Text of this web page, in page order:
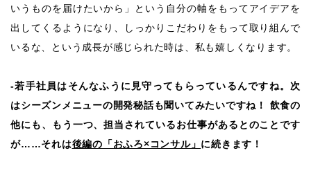
いうものを届けたいから」という自分の軸をもってアイデアを
出してくるようになり、しっかりこだわりをもって取り組んで
いるな、という成長が感じられた時は、私も嬉しくなります。
-若手社員はそんなふうに見守ってもらっているんですね。次
はシーズンメニューの開発秘話も聞いてみたいですね！ 飲食の
他にも、もう一つ、担当されているお仕事があるとのことです
が……それは後編の「おふろ×コンサル」 に続きます！